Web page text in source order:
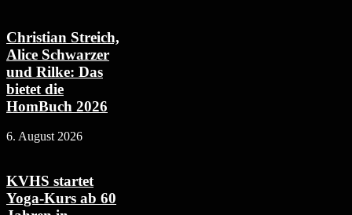
Christian Streich,
Alice Schwarzer
und Rilke: Das
bietet die
HomBuch 2026
6. August 2026
KVHS startet
Yoga-Kurs ab 60